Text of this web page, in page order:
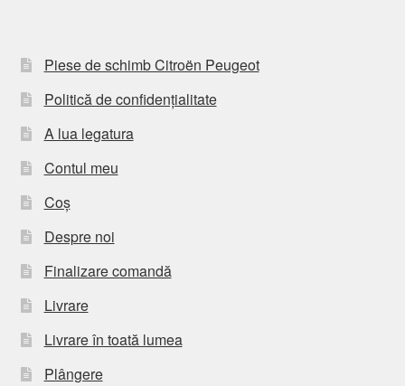
Piese de schimb Citroën Peugeot
Politică de confidențialitate
A lua legatura
Contul meu
Coș
Despre noi
Finalizare comandă
Livrare
Livrare în toată lumea
Plângere